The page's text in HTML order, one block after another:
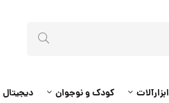
ابزارآلات کودک و نوجوان دیجیتال